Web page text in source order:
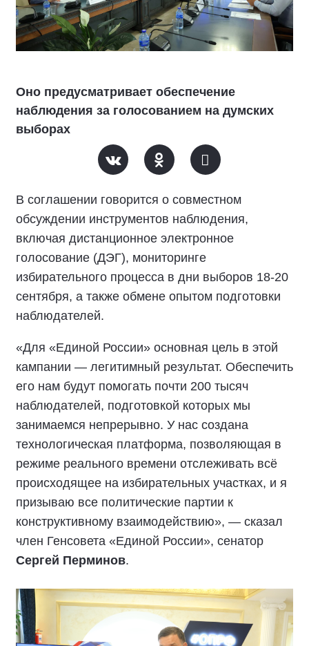
Оно предусматривает обеспечение
наблюдения за голосованием на думских
выборах
В соглашении говорится о совместном
обсуждении инструментов наблюдения,
включая дистанционное электронное
голосование (ДЭГ), мониторинге
избирательного процесса в дни выборов 18-20
сентября, а также обмене опытом подготовки
наблюдателей.
«Для «Единой России» основная цель в этой
кампании — легитимный результат. Обеспечить
его нам будут помогать почти 200 тысяч
наблюдателей, подготовкой которых мы
занимаемся непрерывно. У нас создана
технологическая платформа, позволяющая в
режиме реального времени отслеживать всё
происходящее на избирательных участках, и я
призываю все политические партии к
конструктивному взаимодействию», — сказал
член Генсовета «Единой России», сенатор
Сергей Перминов.